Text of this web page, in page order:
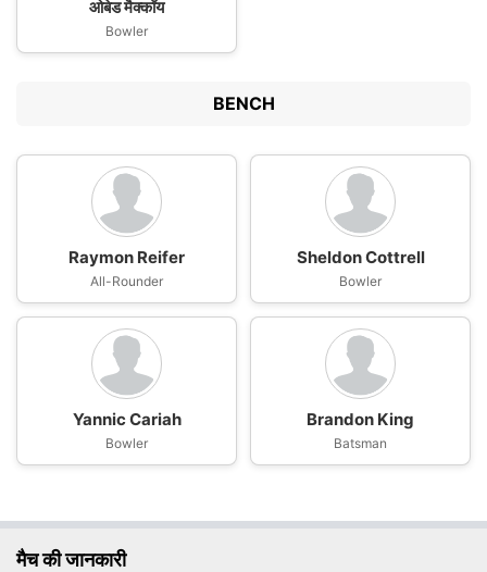
ओबेड मैक्कॉय
Bowler
BENCH
Raymon Reifer
All-Rounder
Sheldon Cottrell
Bowler
Yannic Cariah
Bowler
Brandon King
Batsman
मैच की जानकारी